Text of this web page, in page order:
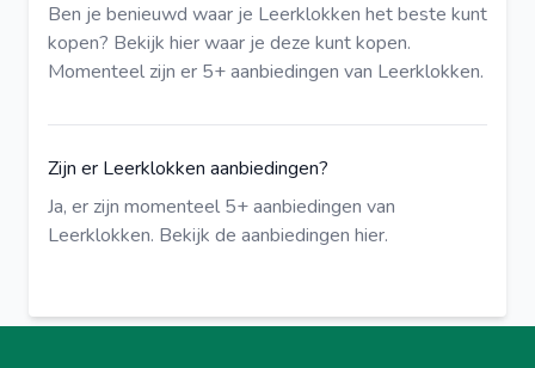
Ben je benieuwd waar je Leerklokken het beste kunt
kopen? Bekijk hierwaar je deze kunt kopen.
Momenteel zijn er 5+ aanbiedingen van Leerklokken.
Zijn er Leerklokken aanbiedingen?
Ja, er zijn momenteel 5+ aanbiedingen van
Leerklokken. Bekijk de aanbiedingen hier.